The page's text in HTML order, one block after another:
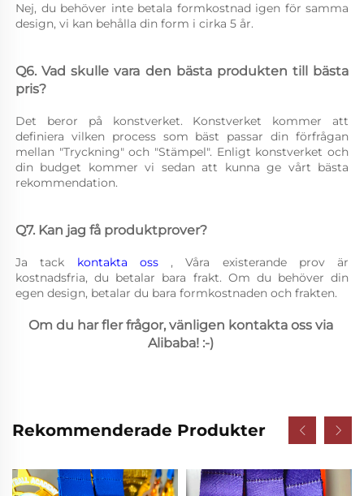
Nej, du behöver inte betala formkostnad igen för samma
design, vi kan behålla din form i cirka 5 år.
Q6. Vad skulle vara den bästa produkten till bästa
pris?
Det beror på konstverket. Konstverket kommer att
definiera vilken process som bäst passar din förfrågan
mellan "Tryckning" och "Stämpel". Enligt konstverket och
din budget kommer vi sedan att kunna ge vårt bästa
rekommendation.
Q7. Kan jag få produktprover?
Ja tack kontakta oss , Våra existerande prov är
kostnadsfria, du betalar bara frakt. Om du behöver din
egen design, betalar du bara formkostnaden och frakten.
Om du har fler frågor, vänligen kontakta oss via
Alibaba! :-)
Rekommenderade Produkter